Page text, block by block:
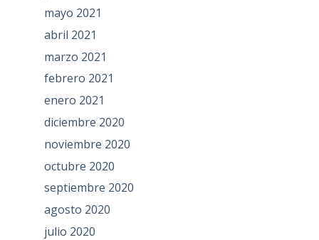
mayo 2021
abril 2021
marzo 2021
febrero 2021
enero 2021
diciembre 2020
noviembre 2020
octubre 2020
septiembre 2020
agosto 2020
julio 2020